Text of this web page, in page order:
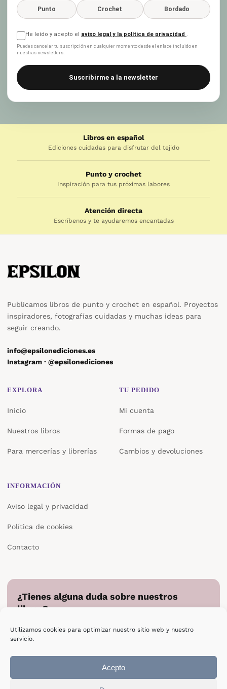
Utilizamos cookies para optimizar nuestro sitio web y nuestro
servicio.
Acepto
Punto Crochet Bordado
He leído y acepto el aviso legal y la política de privacidad .
Puedes cancelar tu suscripción en cualquier momento desde el enlace incluido en
nuestras newsletters.
Suscribirme a la newsletter
Libros en español
Ediciones cuidadas para disfrutar del tejido
Punto y crochet
Inspiración para tus próximas labores
Atención directa
Escríbenos y te ayudaremos encantadas
Publicamos libros de punto y crochet en español. Proyectos
inspiradores, fotografías cuidadas y muchas ideas para
seguir creando.
info@epsilonediciones.es
Instagram · @epsilonediciones
EXPLORA
Inicio
Nuestros libros
Para mercerías y librerías
TU PEDIDO
Mi cuenta
Formas de pago
Cambios y devoluciones
INFORMACIÓN
Aviso legal y privacidad
Política de cookies
Contacto
¿Tienes alguna duda sobre nuestros
libros?
directamente.
Escribir a Epsilon